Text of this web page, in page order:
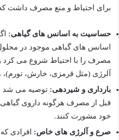
برای احتیاط و منع مصرف داشت
حساسیت به اسانس های گیاهی:
اسانس های گیاهی موجود در
مصرف را با احتیاط شروع می کرد
آلرژی (مثل قرمزی، خارش،
بارداری و شیردهی: توصیه می شد
قبل از مصرف هرگونه داروی گیاهی
خود مشورت کنند.
صرع و آلرژی های خاص: افرادی